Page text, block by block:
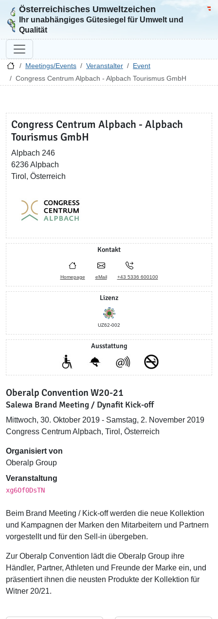
Zur Startseite
Österreichisches Umweltzeichen
Ihr unabhängiges Gütesiegel für Umwelt und
Qualität
Meetings/Events Veranstalter
Event
Congress Centrum Alpbach - Alpbach Tourismus GmbH
Congress Centrum Alpbach - Alpbach
Tourismus GmbH
Alpbach 246
6236 Alpbach
Tirol, Österreich
Kontakt
Homepage eMail +43 5336 600100
Lizenz
UZ62-002
Ausstattung
Oberalp Convention W20-21
Salewa Brand Meeting / Dynafit Kick-off
Mittwoch, 30. Oktober 2019 - Samstag, 2. November 2019
Congress Centrum Alpbach, Tirol, Österreich
Organisiert von
Oberalp Group
Veranstaltung
xg6Of0DsTN
Beim Brand Meeting / Kick-off werden die neue Kollektion
und Kampagnen der Marken den Mitarbeitern und Partnern
vorgestellt und für den Sell-in übergeben.
Zur Oberalp Convention lädt die Oberalp Group ihre
Händler, Partner, Athleten und Freunde der Marke ein, und
präsentiert ihnen die neusten Produkte der Kollektion für
Witner 20/21.